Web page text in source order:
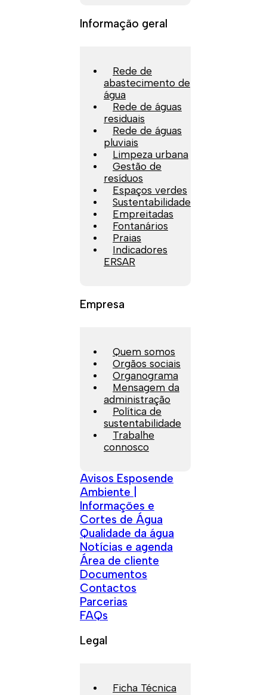
Informação geral
Rede de
abastecimento de
água
Rede de águas
residuais
Rede de águas
pluviais
Limpeza urbana
Gestão de
resíduos
Espaços verdes
Sustentabilidade
Empreitadas
Fontanários
Praias
Indicadores
ERSAR
Empresa
Quem somos
Orgãos sociais
Organograma
Mensagem da
administração
Política de
sustentabilidade
Trabalhe
connosco
Avisos Esposende
Ambiente |
Informações e
Cortes de Água
Qualidade da água
Notícias e agenda
Área de cliente
Documentos
Contactos
Parcerias
FAQs
Legal
Ficha Técnica